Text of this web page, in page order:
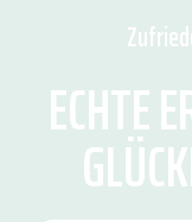
ECHTE